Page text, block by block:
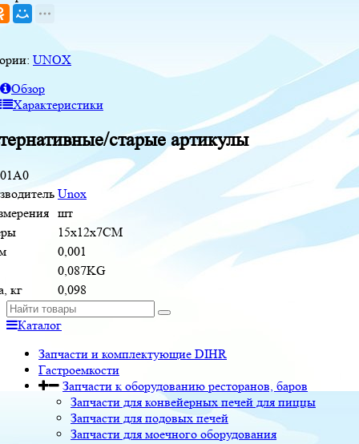
UNOX
Обзор
Характеристики
старые артикулы
Unox
шт
15x12x7CM
0,001
0,087KG
кг
0,098
Каталог
Запчасти и комплектующие DIHR
Гастроемкости
Запчасти к оборудованию ресторанов, баров
Запчасти для конвейерных печей для пиццы
Запчасти для подовых печей
Запчасти для моечного оборудования